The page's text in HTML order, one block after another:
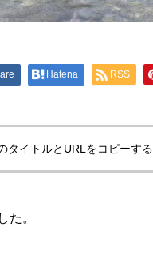
Hatena RSS
タイトルとURLをコピーする
た。